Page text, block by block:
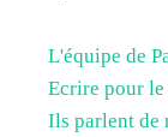
L'équipe de
Ecrire pour le
Ils parlent de